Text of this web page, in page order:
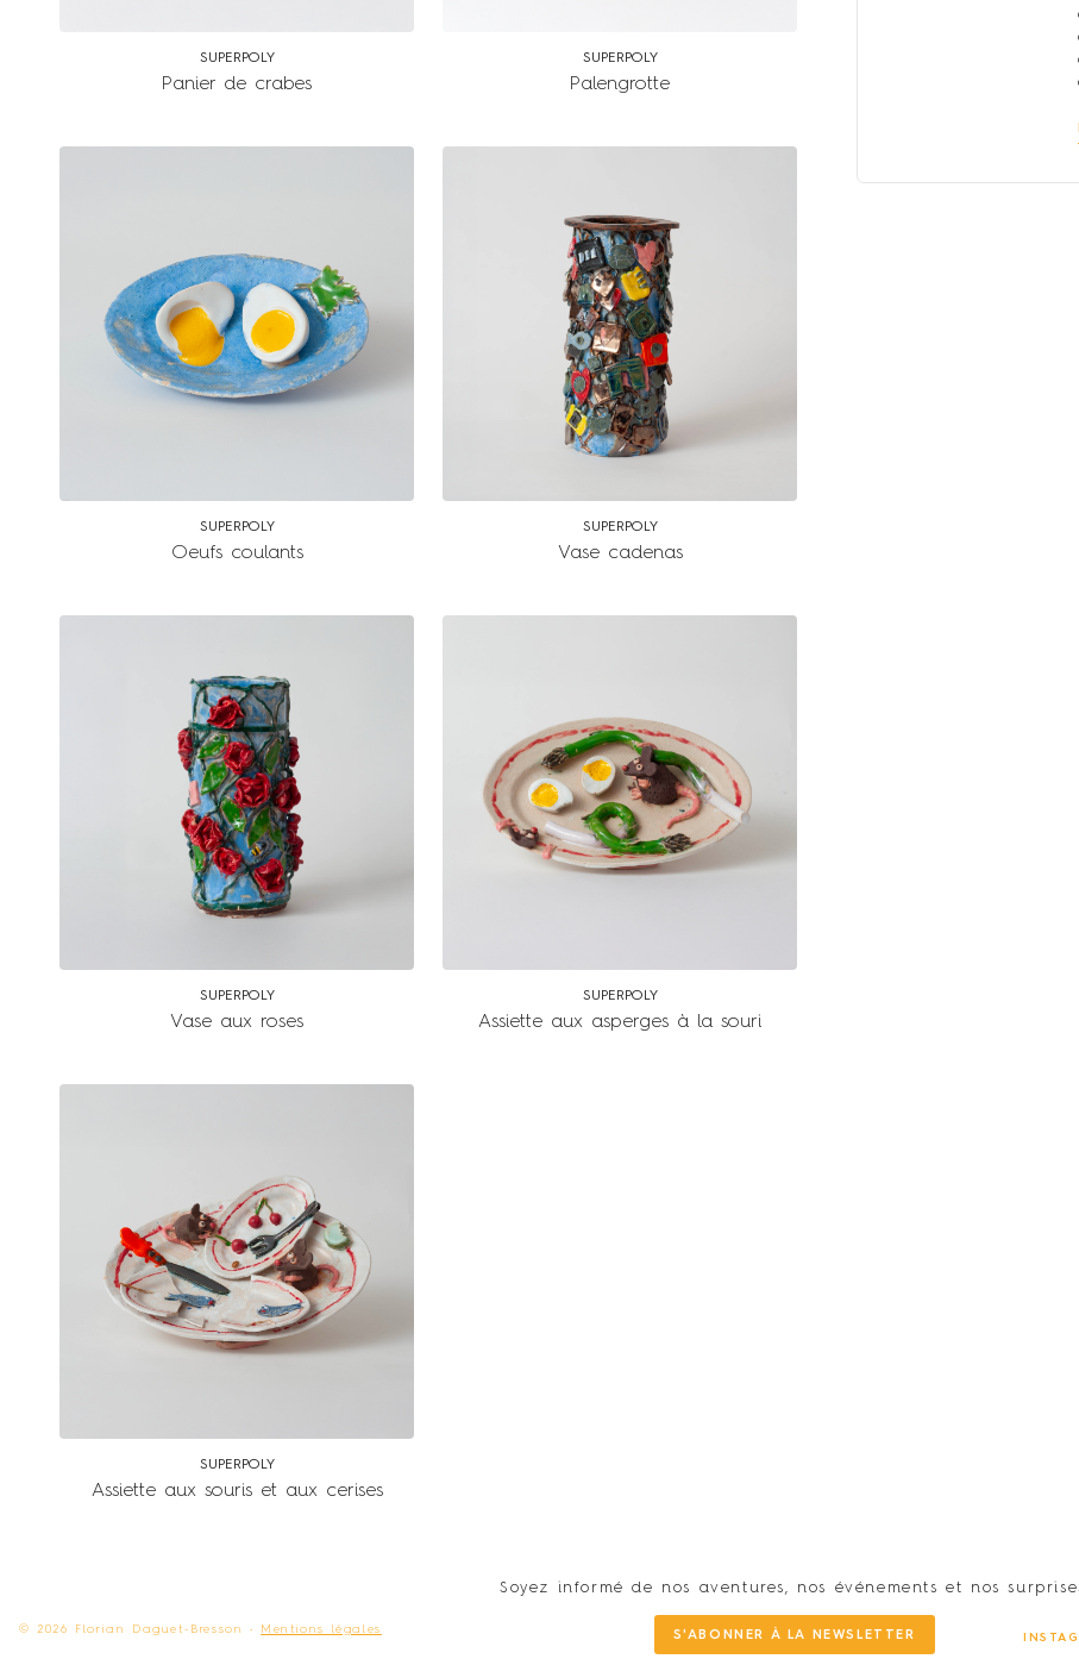
SUPERPOLY
Panier de crabes
SUPERPOLY
Palengrotte
SUPERPOLY
Oeufs coulants
SUPERPOLY
Vase cadenas
SUPERPOLY
Vase aux roses
SUPERPOLY
Assiette aux asperges à la souri
SUPERPOLY
Assiette aux souris et aux cerises
Soyez informé de nos aventures, nos événements et nos
© 2026 Florian Daguet-Bresson • Mentions légales S'ABONNER À LA NEWSLETTER